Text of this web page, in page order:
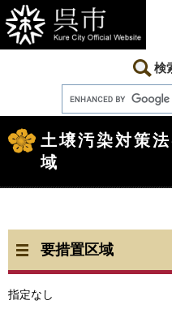
ー
ジ
の
ニ
ュ
ー
本
検
文
土壌汚染対策
域
要措置区域
指定なし